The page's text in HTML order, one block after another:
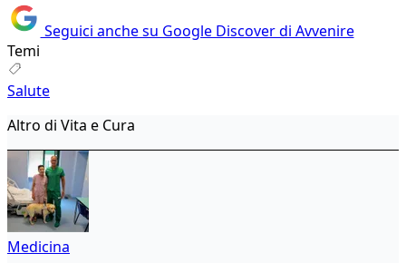
Seguici anche su Google Discover di Avvenire
Temi
Salute
Altro di Vita e Cura
Medicina